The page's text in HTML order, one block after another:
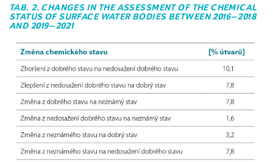
TAB. 2. CHANGES IN THE ASSESSMENT OF THE CHEMICAL
STATUS OF SURFACE WATER BODIES BETWEEN 2016–2018
AND 2019–2021